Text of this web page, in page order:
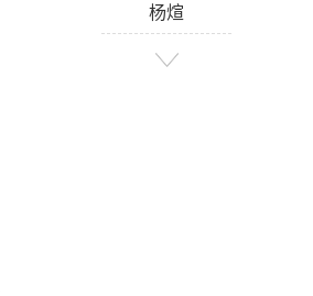
杨煊